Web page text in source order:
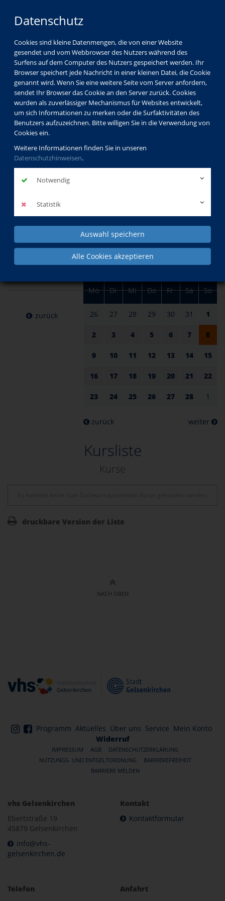
Datenschutz
Cookies sind kleine Datenmengen, die von einer Website
gesendet und vom Webbrowser des Nutzers während des
Surfens auf dem Computer des Nutzers gespeichert werden. Ihr
Browser speichert jede Nachricht in einer kleinen Datei, die Cookie
genannt wird. Wenn Sie eine weitere Seite vom Server anfordern,
sendet Ihr Browser das Cookie an den Server zurück. Cookies
wurden als zuverlässiger Mechanismus für Websites entwickelt,
um sich Informationen zu merken oder die Surfaktivitäten des
Benutzers aufzuzeichnen. Bitte willigen Sie in die Verwendung von
Cookies ein.
Weitere Informationen finden Sie in unseren
Datenschutzhinweisen.
Notwendig
Statistik
Auswahl speichern
Alle Cookies akzeptieren
LOGIN MENÜ
im Februar
Mo Di Mi Do Fr Sa So
26 27 28 29 30 31 1
2 3 4 5 6 7 8
9 10 11 12 13 14 15
16 17 18 19 20 21 22
23 24 25 26 27 28 1
zurück weiter
am 08.
Februar
2026
zurück
Kursliste
Kurse
druckbare Version der Liste
NACH OBEN
Programm Aktuelles Über uns Service Mein Konto
Widerruf
IMPRESSUM AGB
DATENSCHUTZERKLÄRUNG
NUTZUNGS- UND ENTGELTORDNUNG
BARRIEREFREIHEIT
BARRIERE MELDEN
vhs Gelsenkirchen
Ebertstraße 19
45879 Gelsenkirchen
info@vhs-
gelsenkirchen.de
Kontakt
Kontaktformular
Telefon
Anfahrt